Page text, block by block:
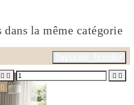
dans la même catégorie
   
